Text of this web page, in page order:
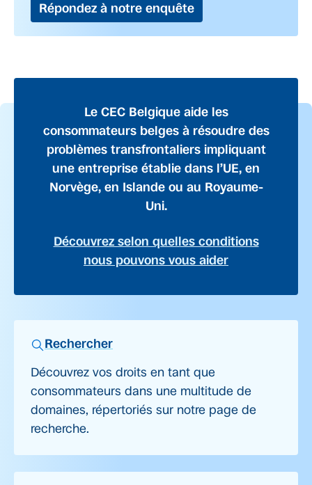
Répondez à notre enquête
Le CEC Belgique aide les
consommateurs belges à résoudre des
problèmes transfrontaliers impliquant
une entreprise établie dans l’UE, en
Norvège, en Islande ou au Royaume-
Uni.
Découvrez selon quelles conditions
nous pouvons vous aider
Rechercher
Découvrez vos droits en tant que
consommateurs dans une multitude de
domaines, répertoriés sur notre page de
recherche.